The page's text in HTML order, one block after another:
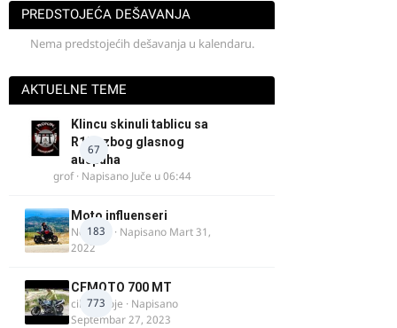
PREDSTOJEĆA DEŠAVANJA
Nema predstojećih dešavanja u kalendaru.
AKTUELNE TEME
67
Klincu skinuli tablicu sa
R125 zbog glasnog
auspuha
grof· Napisano Juče u 06:44
183
Moto influenseri
Nolanka · Napisano Mart 31,
2022
773
CFMOTO 700 MT
cika miloje · Napisano
Septembar 27, 2023